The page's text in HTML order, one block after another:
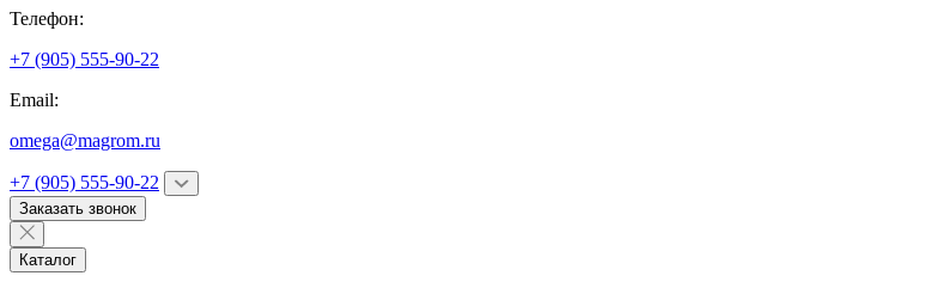
Телефон:
+7 (905) 555-90-22
Email:
omega@magrom.ru
+7 (905) 555-90-22
Заказать звонок
Каталог